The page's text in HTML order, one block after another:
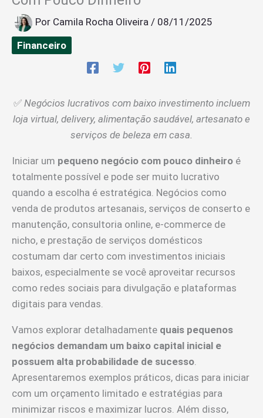
Por Camila Rocha Oliveira / 08/11/2025
Financeiro
✅ Negócios lucrativos com baixo investimento incluem
loja virtual, delivery, alimentação saudável, artesanato e
serviços de beleza em casa.
Iniciar um pequeno negócio com pouco dinheiro é
totalmente possível e pode ser muito lucrativo
quando a escolha é estratégica. Negócios como
venda de produtos artesanais, serviços de conserto e
manutenção, consultoria online, e-commerce de
nicho, e prestação de serviços domésticos
costumam dar certo com investimentos iniciais
baixos, especialmente se você aproveitar recursos
como redes sociais para divulgação e plataformas
digitais para vendas.
Vamos explorar detalhadamente quais pequenos
negócios demandam um baixo capital inicial e
possuem alta probabilidade de sucesso
Apresentaremos exemplos práticos, dicas para iniciar
com um orçamento limitado e estratégias para
minimizar riscos e maximizar lucros. Além disso,